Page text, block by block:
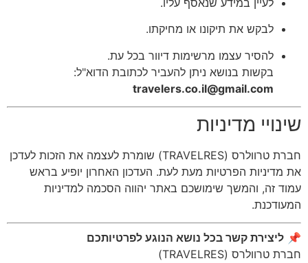
לבקש את תיקונו או מחיקתו.
להסיר עצמו מרשימות דיוור בכל עת.
בקשות בנושא ניתן להעביר לכתובת הדוא"ל:
travelers.co.il@gmail.com
שינויי מדיניות
חברת טרוולרס (TRAVELRES) שומרת לעצמה את הזכות לעדכן
את מדיניות הפרטיות מעת לעת. העדכון האחרון יופיע בראש
עמוד זה, והמשך שימושכם באתר יהווה הסכמה למדיניות
המעודכנת.
📌 ליצירת קשר בכל נושא הנוגע לפרטיותכם
חברת טרוולרס (TRAVELRES)